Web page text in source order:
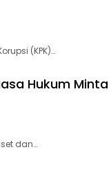
(KPK)…
Hukum Minta
dan…